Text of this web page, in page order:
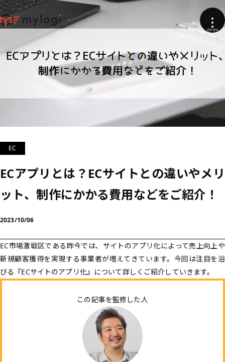
EC
ECアプリとは？ECサイトとの違いやメリ
ット、制作にかかる費用などをご紹介！
2023/10/06
EC市場激戦区である昨今では、サイトのアプリ化によって売上向上や
新規顧客獲得を実現する事業者が増えてきています。今回は注目を浴
びる『ECサイトのアプリ化』について詳しくご紹介していきます。
この記事を監修した人